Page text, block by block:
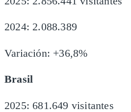
2024: 2.088.389
Variación: +36,8%
Brasil
2025: 681.649 visitantes